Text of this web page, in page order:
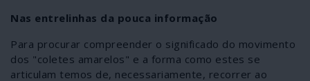
Nas entrelinhas da pouca informação
Para procurar compreender o significado do movimento
dos "coletes amarelos" e a forma como estes se
articulam temos de, necessariamente, recorrer ao